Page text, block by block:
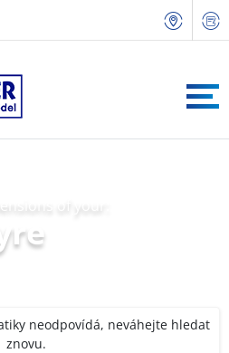
neodpovídá, neváhejte hledat
znovu.